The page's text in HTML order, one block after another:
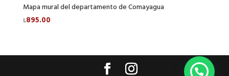
Mapa mural del departamento de Comayagua
L895.00